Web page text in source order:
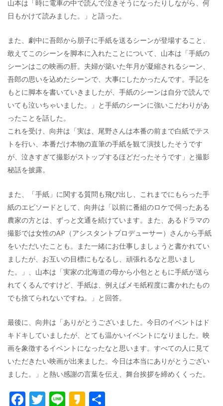
山本は「時に電車の中で読んで泣きそうになったりしながら、何
日もかけて読みました。」と語った。
また、劇中に吾郎から朋子に手紙を送るシーンが登場すること、
敢えてこのシーンを脚本に入れたことについて、山本は「手紙の
シーンはこの映画の肝。夫婦が築いた年月が凝縮されるシーン、
吾郎の思いを込めたシーンで、大事にしたかったんです。手記を
もとに脚本を書いていきましたが、手紙のシーンは自分で読んで
いても泣いちゃいました。」と手紙のシーンに強いこだわりがあ
ったことを話した。
これを受け、向井は「実は、尾野さんは本番の前まで白紙でテス
トを行い、本番だけ本物の直筆の手紙を観て演技したそうです
が、泣きすぎて撮影がストップするほどだったそうです」と撮影
秘話を披露。
また、「手紙」に関する質問も飛び出し、これまでにもらった手
紙のエピソードとして、向井は「以前に番組のロケで伺ったある
農家の方とは、ずっと文通を続けています。また、あるドラマの
撮影では女性のAP（アシスタントプロデューサー）さんから手紙
をいただいたことも。また一緒にお仕事しましょうと書かれてい
ましたが、お互いの目標にもなるし、頑張れるなと思いまし
た。」、山本は「実家の北海道の母から小包とともに手紙が送ら
れてくるんですけど、手紙は、例えばメモ紙程度に書かれたもの
でも捨てられないですね。」と回答。
最後に、向井は「ありがとうございました。今日のイベントはド
キドキしていましたが、とても温かいイベントになりました。映
画を象徴するイベントになったなと思います。すべての人に見て
いただきたい映画が出来ました。今日は本当にありがとうござい
ました。」と熱い感謝の言葉を伝え、舞台挨拶を締めくくった。
F T Li K